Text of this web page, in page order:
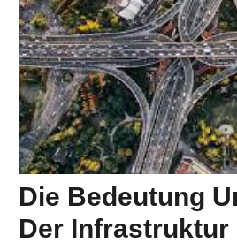
Die Bedeutung
Der Infrastruktur